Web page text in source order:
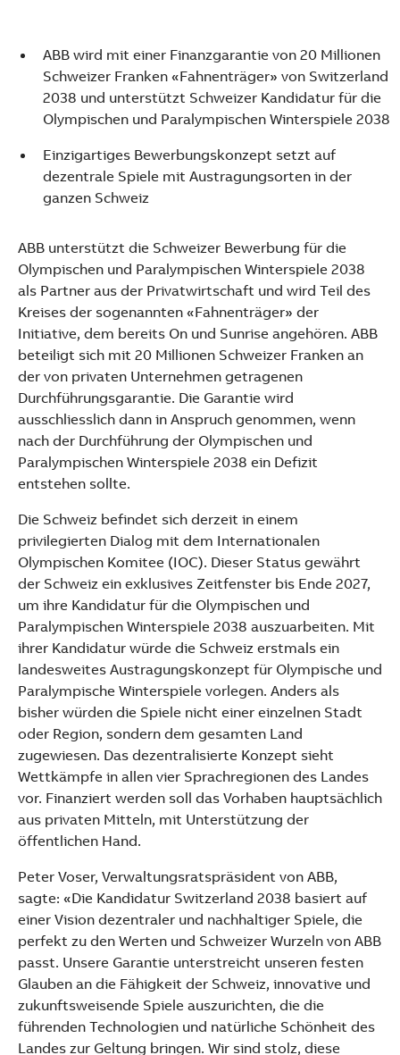
Products
See more products
Shopping list preview
ABB wird mit einer Finanzgarantie von 20 Millionen
Schweizer Franken «Fahnenträger» von Switzerland
2038 und unterstützt Schweizer Kandidatur für die
Olympischen und Paralympischen Winterspiele 2038
Einzigartiges Bewerbungskonzept setzt auf
dezentrale Spiele mit Austragungsorten in der
ganzen Schweiz
ABB unterstützt die Schweizer Bewerbung für die
Olympischen und Paralympischen Winterspiele 2038
als Partner aus der Privatwirtschaft und wird Teil des
Kreises der sogenannten «Fahnenträger» der
Initiative, dem bereits On und Sunrise angehören. ABB
beteiligt sich mit 20 Millionen Schweizer Franken an
der von privaten Unternehmen getragenen
Durchführungsgarantie. Die Garantie wird
ausschliesslich dann in Anspruch genommen, wenn
nach der Durchführung der Olympischen und
Paralympischen Winterspiele 2038 ein Defizit
entstehen sollte.
Die Schweiz befindet sich derzeit in einem
privilegierten Dialog mit dem Internationalen
Olympischen Komitee (IOC). Dieser Status gewährt
der Schweiz ein exklusives Zeitfenster bis Ende 2027,
um ihre Kandidatur für die Olympischen und
Paralympischen Winterspiele 2038 auszuarbeiten. Mit
ihrer Kandidatur würde die Schweiz erstmals ein
landesweites Austragungskonzept für Olympische und
Paralympische Winterspiele vorlegen. Anders als
bisher würden die Spiele nicht einer einzelnen Stadt
oder Region, sondern dem gesamten Land
zugewiesen. Das dezentralisierte Konzept sieht
Wettkämpfe in allen vier Sprachregionen des Landes
vor. Finanziert werden soll das Vorhaben hauptsächlich
aus privaten Mitteln, mit Unterstützung der
öffentlichen Hand.
Peter Voser, Verwaltungsratspräsident von ABB,
sagte: «Die Kandidatur Switzerland 2038 basiert auf
einer Vision dezentraler und nachhaltiger Spiele, die
perfekt zu den Werten und Schweizer Wurzeln von ABB
passt. Unsere Garantie unterstreicht unseren festen
Glauben an die Fähigkeit der Schweiz, innovative und
zukunftsweisende Spiele auszurichten, die die
führenden Technologien und natürliche Schönheit des
Landes zur Geltung bringen. Wir sind stolz, diese